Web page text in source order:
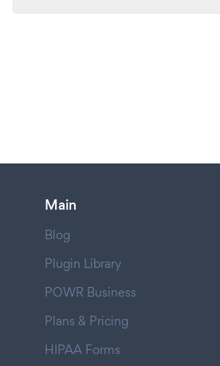
Main
Blog
Plugin Library
POWR Business
Plans & Pricing
HIPAA Forms